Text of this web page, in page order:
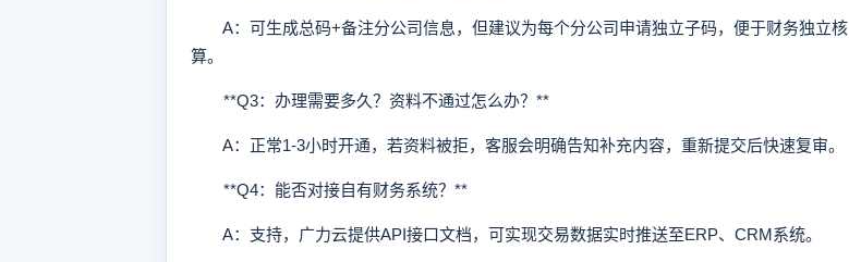
A：可生成总码+备注分公司信息，但建议为每个分公司申请独立子码，便于财务独立核
算。
**Q3：办理需要多久？资料不通过怎么办？**
A：正常1-3小时开通，若资料被拒，客服会明确告知补充内容，重新提交后快速复审。
**Q4：能否对接自有财务系统？**
A：支持，广力云提供API接口文档，可实现交易数据实时推送至ERP、CRM系统。